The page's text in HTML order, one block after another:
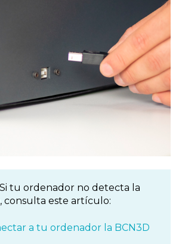
Si tu ordenador no detecta la
consulta este artículo:
a tu ordenador la BCN3D